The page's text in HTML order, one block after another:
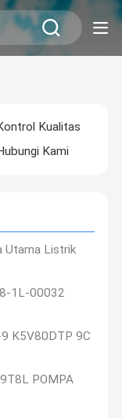
Kualitas
Kami
Utama Listrik
1L-00032
K5V80DTP 9C
POMPA